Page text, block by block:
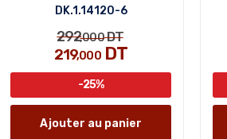
DK.1.14120-6
292,000DT
219,000DT
-25%
Ajouter au panier